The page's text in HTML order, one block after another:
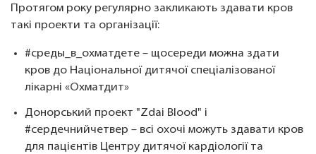
Протягом року регулярно закликають здавати кров
такі проекти та організації:
#среды_в_охматдете – щосереди можна здати
кров до Національної дитячої спеціалізованої
лікарні «Охматдит»
Донорський проект "Zdai Blood" і
#сердечнийчетвер – всі охочі можуть здавати кров
для пацієнтів Центру дитячої кардіології та